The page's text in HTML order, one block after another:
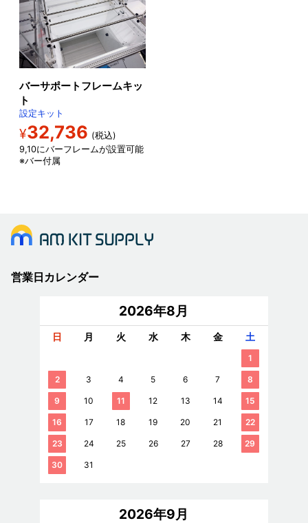
バーサポートフレームキッ
ト
設定キット
¥32,736 (税込)
9,10にバーフレームが設置可能
※バー付属
営業日カレンダー
2026年8月
日 月 火 水 木 金 土
1
2 3 4 5 6 7 8
9 10 11 12 13 14 15
16 17 18 19 20 21 22
23 24 25 26 27 28 29
30 31
2026年9月